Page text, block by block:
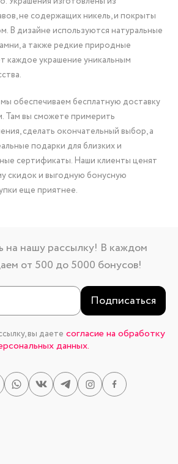
не содержащих никель, и покрыты
В дизайне используются натуральные
а также редкие природные
каждое украшение уникальным
обеспечиваем бесплатную доставку
Там вы сможете примерить
сделать окончательный выбор, а
подарки для близких и
сертификаты. Наши клиенты ценят
скидок и выгодную бонусную
еще приятнее.
на нашу рассылку! В каждом
от 500 до 5000 бонусов!
Подписаться
вы даете согласие на обработку
данных.